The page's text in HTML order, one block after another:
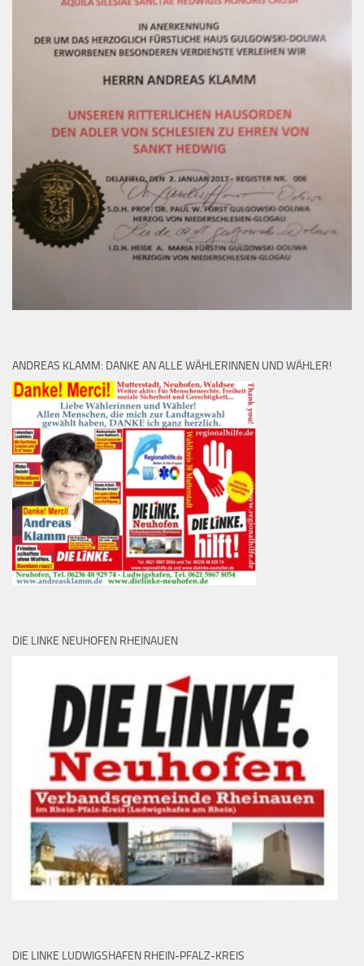
ANDREAS KLAMM: DANKE AN ALLE WÄHLERINNEN UND WÄHLER!
DIE LINKE NEUHOFEN RHEINAUEN
DIE LINKE LUDWIGSHAFEN RHEIN-PFALZ-KREIS